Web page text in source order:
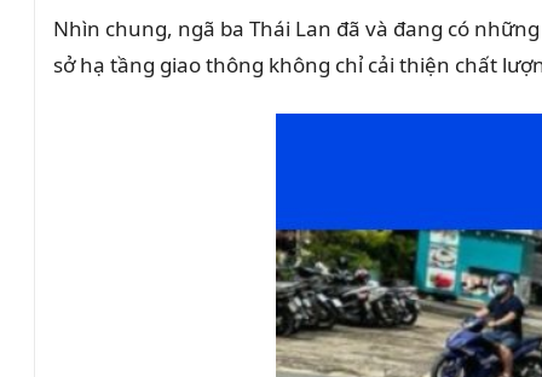
Nhìn chung, ngã ba Thái Lan đã và đang có
sở hạ tầng giao thông không chỉ cải thiện chất